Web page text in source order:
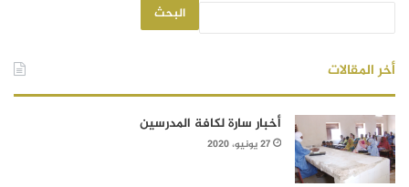
البحث
أخر المقالات
أخبار سارة لكافة المدرسين
27 يونيو، 2020